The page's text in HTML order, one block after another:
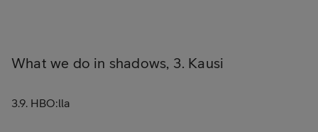
What we do in shadows, 3. Kausi
3.9. HBO:lla